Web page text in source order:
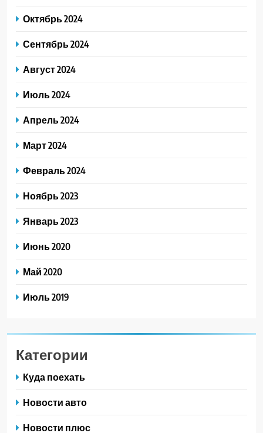
Октябрь 2024
Сентябрь 2024
Август 2024
Июль 2024
Апрель 2024
Март 2024
Февраль 2024
Ноябрь 2023
Январь 2023
Июнь 2020
Май 2020
Июль 2019
Категории
Куда поехать
Новости авто
Новости плюс